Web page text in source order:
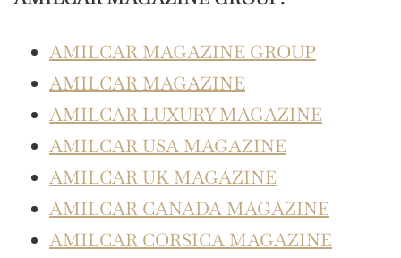
AMILCAR MAGAZINE GROUP
AMILCAR MAGAZINE
AMILCAR LUXURY MAGAZINE
AMILCAR USA MAGAZINE
AMILCAR UK MAGAZINE
AMILCAR CANADA MAGAZINE
AMILCAR CORSICA MAGAZINE